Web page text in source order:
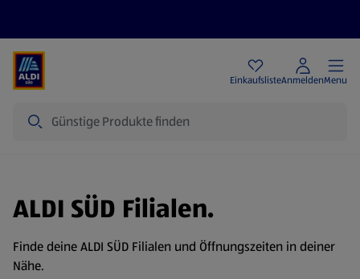
EinkaufslisteAnmeldenMenu
ALDI SÜD Filialen.
Finde deine ALDI SÜD Filialen und Öffnungszeiten in deiner
Nähe.